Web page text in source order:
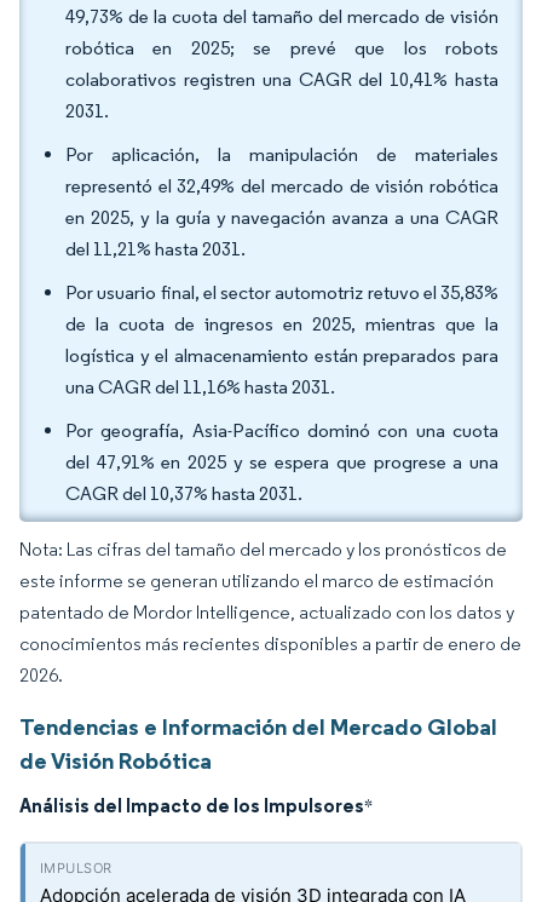
49,73% de la cuota del tamaño del mercado de visión
robótica en 2025; se prevé que los robots
colaborativos registren una CAGR del 10,41% hasta
2031.
Por aplicación, la manipulación de materiales
representó el 32,49% del mercado de visión robótica
en 2025, y la guía y navegación avanza a una CAGR
del 11,21% hasta 2031.
Por usuario final, el sector automotriz retuvo el 35,83%
de la cuota de ingresos en 2025, mientras que la
logística y el almacenamiento están preparados para
una CAGR del 11,16% hasta 2031.
Por geografía, Asia-Pacífico dominó con una cuota
del 47,91% en 2025 y se espera que progrese a una
CAGR del 10,37% hasta 2031.
Nota: Las cifras del tamaño del mercado y los pronósticos de
este informe se generan utilizando el marco de estimación
patentado de Mordor Intelligence, actualizado con los datos y
conocimientos más recientes disponibles a partir de enero de
2026.
Tendencias e Información del Mercado Global
de Visión Robótica
Análisis del Impacto de los Impulsores*
Adopción acelerada de visión 3D integrada con IA